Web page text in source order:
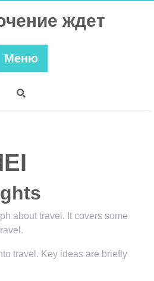
ждет
Меню
about travel. It covers some
travel. Key ideas are briefly